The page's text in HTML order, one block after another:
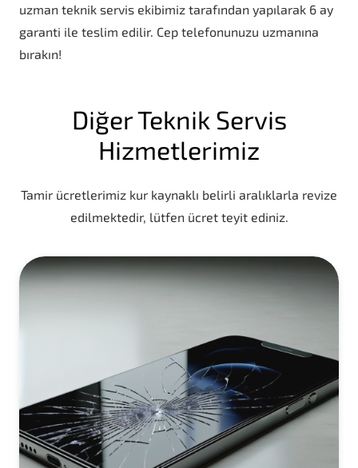
uzman teknik servis ekibimiz tarafından yapılarak 6 ay
garanti ile teslim edilir. Cep telefonunuzu uzmanına
bırakın!
Diğer Teknik Servis
Hizmetlerimiz
Tamir ücretlerimiz kur kaynaklı belirli aralıklarla revize
edilmektedir, lütfen ücret teyit ediniz.